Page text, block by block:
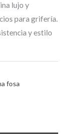
lujo y
para grifería.
y estilo
fosa